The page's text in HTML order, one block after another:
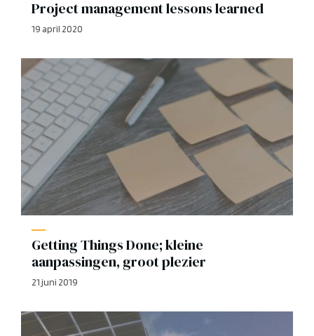
Project management lessons learned
19 april 2020
Getting Things Done; kleine
aanpassingen, groot plezier
21 juni 2019